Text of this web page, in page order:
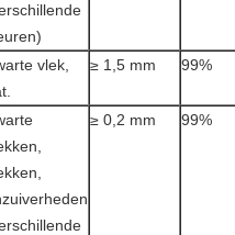
vlek,
≥ 1,5 mm 99%
≥ 0,2 mm 99%